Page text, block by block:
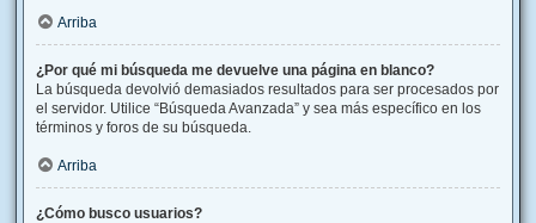
Arriba
¿Por qué mi búsqueda me devuelve una página en blanco?
La búsqueda devolvió demasiados resultados para ser procesados por
el servidor. Utilice “Búsqueda Avanzada” y sea más específico en los
términos y foros de su búsqueda.
Arriba
¿Cómo busco usuarios?